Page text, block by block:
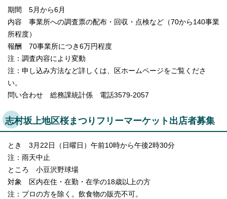
期間 5月から6月
内容 事業所への調査票の配布・回収・点検など（70から140事業
所程度）
報酬 70事業所につき6万円程度
注：調査内容により変動
注：申し込み方法など詳しくは、区ホームページをご覧くださ
い。
問い合わせ 総務課統計係 電話3579-2057
志村坂上地区桜まつりフリーマーケット出店者募集
とき 3月22日（日曜日）午前10時から午後2時30分
注：雨天中止
ところ 小豆沢野球場
対象 区内在住・在勤・在学の18歳以上の方
注：プロの方を除く。飲食物の販売不可。